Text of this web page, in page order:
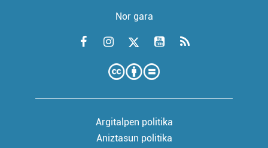
Nor gara
Argitalpen politika
Aniztasun politika